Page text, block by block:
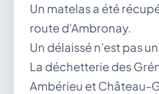
Un matelas a été
route d'Ambronay.
Un délaissé n’est pas
La déchetterie des
Ambérieu et Château-